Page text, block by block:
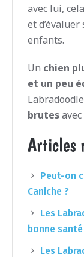
avec lui,
et
enfants.
Un chien
et un peu
brutes
Articles
Peut-on
Caniche ?
Les
bonne santé
Les